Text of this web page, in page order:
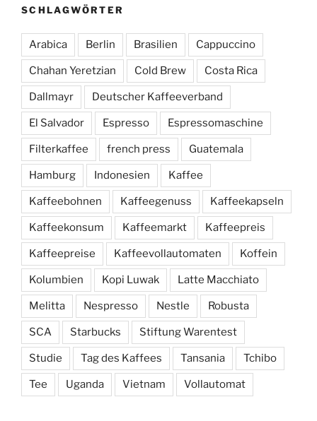
SCHLAGWÖRTER
Arabica Berlin Brasilien Cappuccino
Chahan Yeretzian Cold Brew Costa Rica
Dallmayr Deutscher Kaffeeverband
El Salvador Espresso Espressomaschine
Filterkaffee french press Guatemala
Hamburg Indonesien Kaffee
Kaffeebohnen Kaffeegenuss Kaffeekapseln
Kaffeekonsum Kaffeemarkt Kaffeepreis
Kaffeepreise Kaffeevollautomaten Koffein
Kolumbien Kopi Luwak Latte Macchiato
Melitta Nespresso Nestle Robusta
SCA Starbucks Stiftung Warentest
Studie Tag des Kaffees Tansania Tchibo
Tee Uganda Vietnam Vollautomat